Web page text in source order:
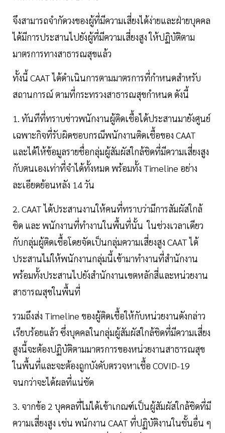
จึงสามารถจำกัดวงของผู้ที่มีความเสี่ยงได้ง่ายและฝ่ายบุคคล
ได้มีการประสานไปยังผู้ที่มีความเสี่ยงสูง ให้ปฏิบัติตาม
มาตรการทางสาธารณสุขแล้ว
ทั้งนี้ CAAT ได้ดำเนินการตามมาตรการที่กำหนดสำหรับ
สถานการณ์ ตามที่กระทรวงสาธารณสุขกำหนด ดังนี้
1. ทันทีที่ทราบข่าวพนักงานผู้ติดเชื้อได้ประสานมายังศูนย์
เฉพาะกิจที่รับผิดชอบกรณีพนักงานติดเชื้อของ CAAT
และได้ให้ข้อมูลรายชื่อกลุ่มผู้สัมผัสใกล้ชิดที่มีความเสี่ยงสูง
กับตนเองเท่าที่จำได้ทั้งหมด พร้อมทั้ง Timeline อย่าง
ละเอียดย้อนหลัง 14 วัน
2. CAAT ได้ประสานงานให้คนที่ทราบว่ามีการสัมผัสใกล้
ชิด และ พนักงานที่ทำงานในพื้นที่นั้น ในช่วงเวลาเดียว
กับกลุ่มผู้ติดเชื้อโดยจัดเป็นกลุ่มความเสี่ยงสูง CAAT ได้
ประสานไม่ให้พนักงานกลุ่มนี้เข้ามาทำงานที่สำนักงาน
พร้อมทั้งประสานไปยังสำนักงานเขตหลักสี่และหน่วยงาน
สาธารณสุขในพื้นที่
รวมถึงส่ง Timeline ของผู้ติดเชื้อให้กับหน่วยงานดังกล่าว
เรียบร้อยแล้ว ซึ่งบุคคลในกลุ่มผู้สัมผัสใกล้ชิดที่มีความเสี่ยง
สูงนี้จะต้องปฏิบัติตามมาตรการของหน่วยงานสาธารณสุข
ในพื้นที่และจะต้องถูกบังคับตรวจหาเชื้อ COVID-19
จนกว่าจะได้ผลที่แน่ชัด
3. จากข้อ 2 บุคคลที่ไม่ได้เข้าเกณฑ์เป็นผู้สัมผัสใกล้ชิดที่มี
ความเสี่ยงสูง เช่น พนักงาน CAAT ที่ปฏิบัติงานในชั้นอื่น ๆ